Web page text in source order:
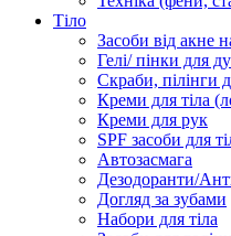
Тіло
Засоби від акне
Гелі/ пінки для
Скраби, пілінги
Креми для тіла
Креми для рук
SPF засоби для
Автозасмага
Дезодоранти/
Догляд за зубами
Набори для тіла